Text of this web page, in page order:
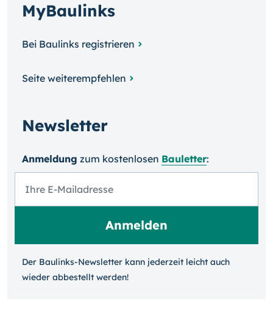
MyBaulinks
Bei Baulinks registrieren
Seite weiterempfehlen
Newsletter
Anmeldung zum kosten­losen Bauletter:
Der Baulinks-Newsletter kann jeder­zeit leicht auch
wieder ab­bestellt werden!